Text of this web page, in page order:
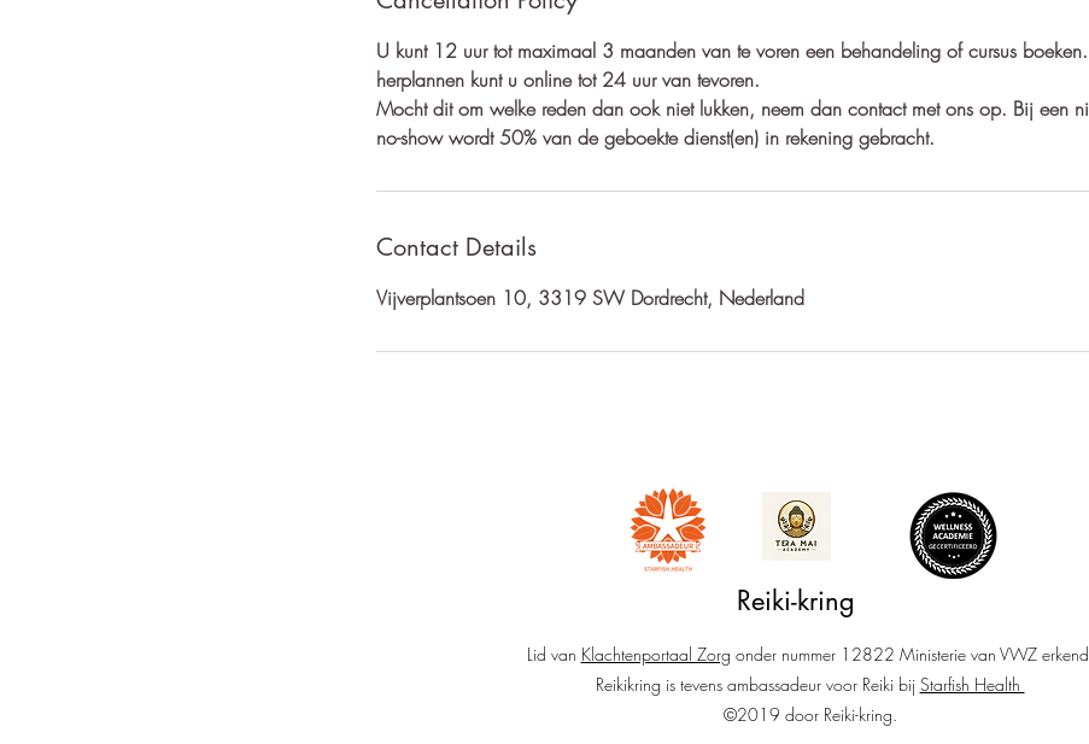
U kunt 12 uur tot maximaal 3 maanden van te voren een behandeling of cursus
herplannen kunt u online tot 24 uur van tevoren.
Mocht dit om welke reden dan ook niet lukken, neem dan contact met ons op. Bij een
no-show wordt 50% van de geboekte dienst(en) in rekening gebracht.
Contact Details
Vijverplantsoen 10, 3319 SW Dordrecht, Nederland
Reiki-kring
Lid van Klachtenportaal Zorg onder nummer 12822 Ministerie van VWZ
Reikikring is tevens ambassadeur voor Reiki bij Starfish Health
©2019 door Reiki-kring.